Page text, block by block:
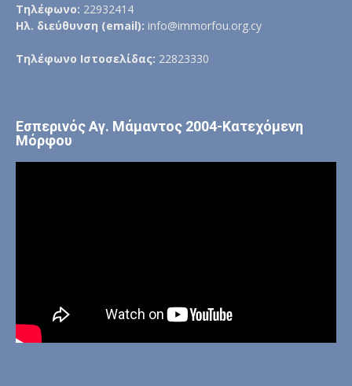
Τηλέφωνο: 22932414
Ηλ. διεύθυνση (email): info@immorfou.org.cy
Τηλέφωνο Ιστοσελίδας: 22823330
Εσπερινός Αγ. Μάμαντος 2004-Κατεχόμενη
Μόρφου